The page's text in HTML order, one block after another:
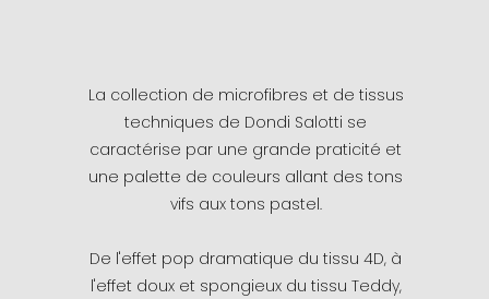
La collection de microfibres et de tissus
techniques de Dondi Salotti se
caractérise par une grande praticité et
une palette de couleurs allant des tons
vifs aux tons pastel.
De l'effet pop dramatique du tissu 4D, à
l'effet doux et spongieux du tissu Teddy,